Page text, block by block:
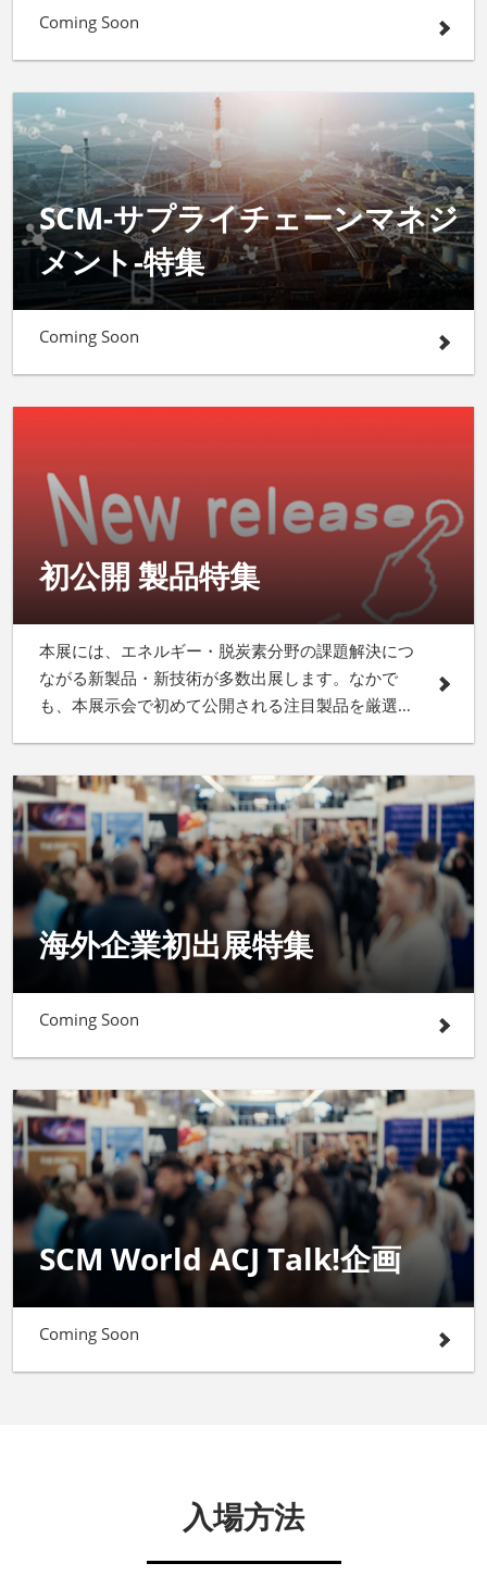
Coming Soon
SCM-サプライチェーンマネジ
メント-特集
Coming Soon
初公開 製品特集
本展には、エネルギー・脱炭素分野の課題解決につ
ながる新製品・新技術が多数出展します。なかで
も、本展示会で初めて公開される注目製品を厳選し
海外企業初出展特集
Coming Soon
SCM World ACJ Talk!企画
Coming Soon
入場方法